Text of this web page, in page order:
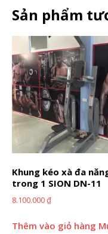
Sản phẩm
Khung kéo xà đa
trong 1 SION DN-11
8.100.000₫
Thêm vào giỏ hàng